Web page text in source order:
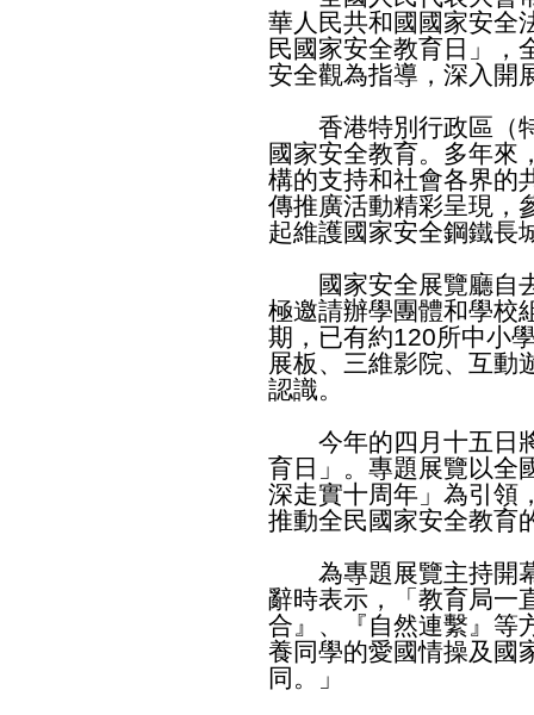
華人民共和國國家安全
民國家安全教育日」，
安全觀為指導，深入開
香港特別行政區（特
國家安全教育。多年來
構的支持和社會各界的
傳推廣活動精彩呈現，
起維護國家安全鋼鐵長
國家安全展覽廳自去
極邀請辦學團體和學校
期，已有約120所中小
展板、三維影院、互動
認識。
今年的四月十五日將
育日」。專題展覽以全
深走實十周年」為引領
推動全民國家安全教育
為專題展覽主持開幕
辭時表示，「教育局一
合』、『自然連繫』等
養同學的愛國情操及國
同。」